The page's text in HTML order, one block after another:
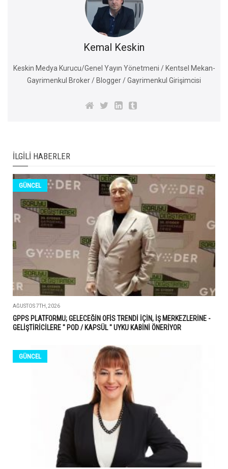
Kemal Keskin
Keskin Medya Kurucu/Genel Yayın Yönetmeni / Kentsel Mekan-
Gayrimenkul Broker / Blogger / Gayrimenkul Girişimcisi
İLGILI HABERLER
GÜNCEL
AĞUSTOS 7TH, 2026
GPPS PLATFORMU; GELECEĞİN OFİS TRENDİ İÇİN, İŞ MERKEZLERİNE -
GELİŞTİRİCİLERE " POD / KAPSÜL " UYKU KABİNİ ÖNERİYOR
GÜNCEL